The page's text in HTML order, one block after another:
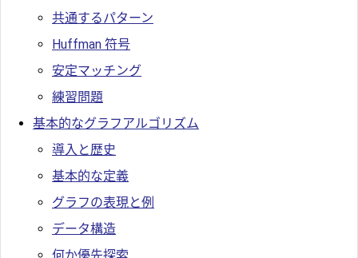
共通するパターン
Huffman 符号
安定マッチング
練習問題
基本的なグラフアルゴリズム
導入と歴史
基本的な定義
グラフの表現と例
データ構造
何か優先探索